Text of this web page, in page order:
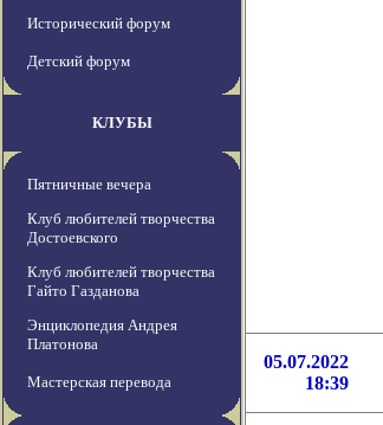
Исторический форум
Детский форум
КЛУБЫ
Пятничные вечера
Клуб любителей творчества
Достоевского
Клуб любителей творчества
Гайто Газданова
Энциклопедия Андрея
Платонова
Мастерская перевода
05.07.2022
18:39